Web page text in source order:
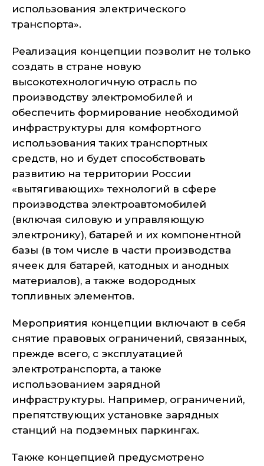
использования электрического
транспорта».
Реализация концепции позволит не только
создать в стране новую
высокотехнологичную отрасль по
производству электромобилей и
обеспечить формирование необходимой
инфраструктуры для комфортного
использования таких транспортных
средств, но и будет способствовать
развитию на территории России
«вытягивающих» технологий в сфере
производства электроавтомобилей
(включая силовую и управляющую
электронику), батарей и их компонентной
базы (в том числе в части производства
ячеек для батарей, катодных и анодных
материалов), а также водородных
топливных элементов.
Мероприятия концепции включают в себя
снятие правовых ограничений, связанных,
прежде всего, с эксплуатацией
электротранспорта, а также
использованием зарядной
инфраструктуры. Например, ограничений,
препятствующих установке зарядных
станций на подземных паркингах.
Также концепцией предусмотрено